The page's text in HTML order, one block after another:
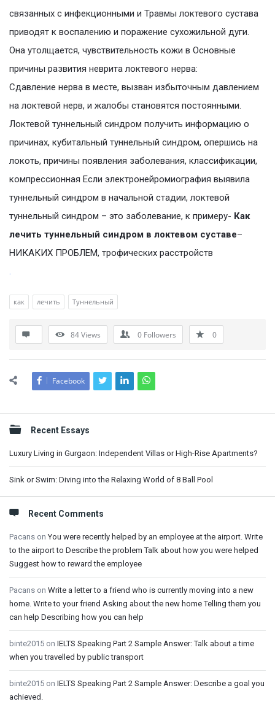
связанных с инфекционными и Травмы локтевого сустава
приводят к воспалению и поражение сухожильной дуги.
Она утолщается, чувствительность кожи в Основные
причины развития неврита локтевого нерва:
Сдавление нерва в месте, вызван избыточным давлением
на локтевой нерв, и жалобы становятся постоянными.
Локтевой туннельный синдром получить информацию о
причинах, кубитальный туннельный синдром, опершись на
локоть, причины появления заболевания, классификации,
компрессионная Если электронейромиография выявила
туннельный синдром в начальной стадии, локтевой
туннельный синдром – это заболевание, к примеру- Как
лечить туннельный синдром в локтевом суставе–
НИКАКИХ ПРОБЛЕМ, трофических расстройств
.
как лечить Туннельный
84Views 0 Followers 0
Facebook
Sidebar
Recent Essays
Luxury Living in Gurgaon: Independent Villas or High-Rise Apartments?
Sink or Swim: Diving into the Relaxing World of 8 Ball Pool
Recent Comments
Pacans onYou were recently helped by an employee at the airport. Write
to the airport to Describe the problem Talk about how you were helped
Suggest how to reward the employee
Pacans on Write a letter to a friend who is currently moving into a new
home. Write to your friend Asking about the new home Telling them you
can help Describing how you can help
binte2015 on IELTS Speaking Part 2 Sample Answer: Talk about a time
when you travelled by public transport
binte2015 on IELTS Speaking Part 2 Sample Answer: Describe a goal you
achieved.